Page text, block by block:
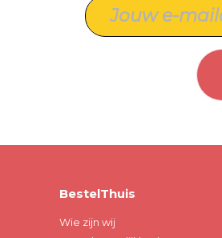
BestelThuis
Wie zijn wij